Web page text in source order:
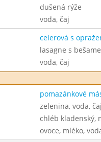
dušená rýže
voda, čaj
celerová s
lasagne s
voda, čaj
pomazánkové
zelenina, voda,
chléb kladenský,
ovoce, mléko,